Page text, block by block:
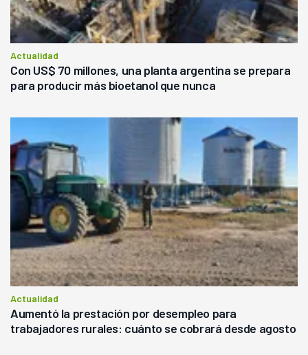
Actualidad
Con US$ 70 millones, una planta argentina se prepara
para producir más bioetanol que nunca
Actualidad
Aumentó la prestación por desempleo para
trabajadores rurales: cuánto se cobrará desde agosto